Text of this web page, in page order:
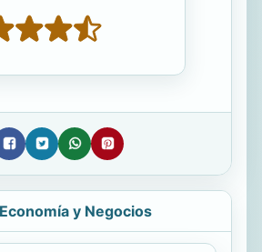
y Negocios